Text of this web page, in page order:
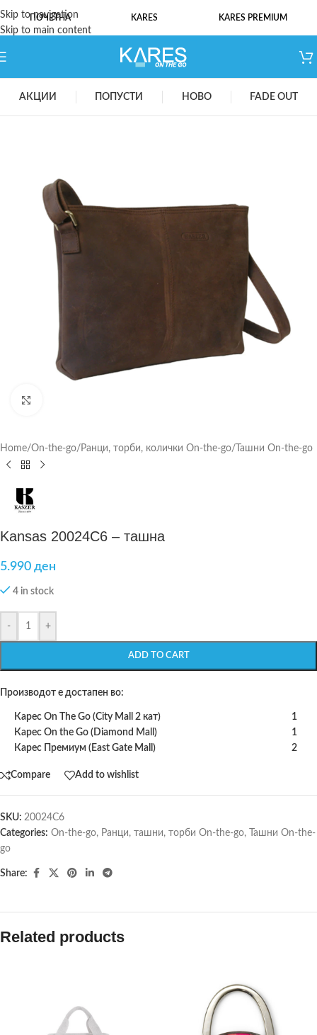
Skip to navigation
Skip to main content
ПОЧЕТНА KARES KARES PREMIUM
АКЦИИ ПОПУСТИ НОВО FADE OUT
Home/On-the-go/ Ранци, торби, колички On-the-go/ Ташни On-the-go
Kansas 20024C6 – ташна
5.990 ден
4 in stock
- +
ADD TO CART
Производот е достапен во:
Карес On The Go (City Mall 2 кат)
1
Карес On the Go (Diamond Mall)
1
Карес Премиум (East Gate Mall)
2
Compare Add to wishlist
SKU: 20024C6
Categories: On-the-go, Ранци, ташни, торби On-the-go,
Ташни On-the-
go
Share:
Related products